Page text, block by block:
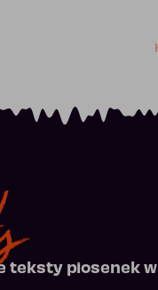
teksty piosenek w